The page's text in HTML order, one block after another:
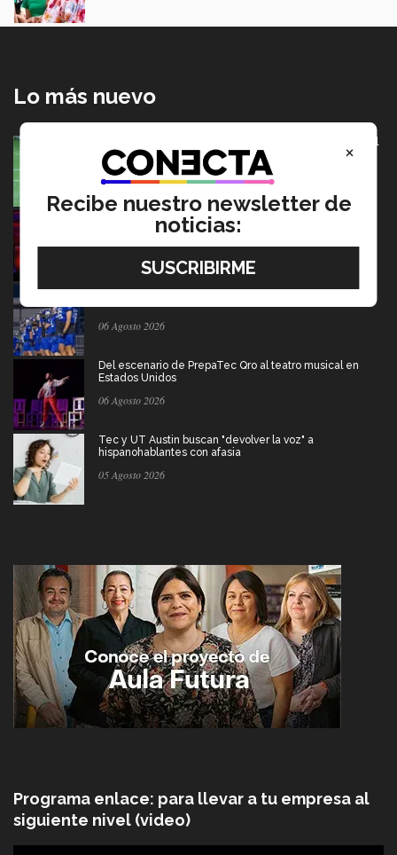
Lo más nuevo
México va por pase olímpico en mundial de flag football
en Alemania
07 Agosto 2026
Música y teatro: EXATEC en el elenco de El Fantasma
de la Ópera México
07 Agosto 2026
Borregos CCM van por el campeonato en liga mayor de
06 Agosto 2026
Del escenario de PrepaTec Qro al teatro musical en
Estados Unidos
06 Agosto 2026
Tec y UT Austin buscan "devolver la voz" a
hispanohablantes con afasia
05 Agosto 2026
Programa enlace: para llevar a tu empresa al
siguiente nivel (video)
×
Recibe nuestro newsletter de
noticias: